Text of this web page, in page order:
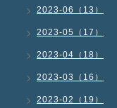
2023-06（13）
2023-05（17）
2023-04（18）
2023-03（16）
2023-02（19）